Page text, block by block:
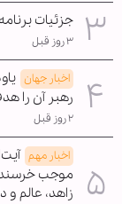
جزئیات
۳ روز قبل
اخبار جهان
رهبر آن را
۲ روز قبل
اخبار مهم
موجب
زاهد، عالم